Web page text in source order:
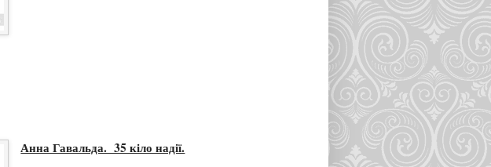
Анна Гавальда. 35 кіло надії.